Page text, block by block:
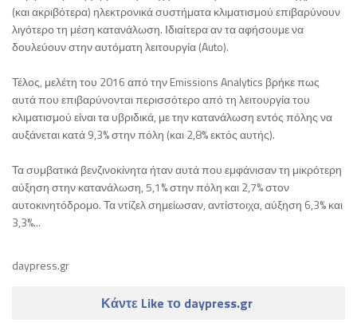
(και ακριβότερα) ηλεκτρονικά συστήματα κλιματισμού επιβαρύνουν
λιγότερο τη μέση κατανάλωση. Ιδιαίτερα αν τα αφήσουμε να
δουλεύουν στην αυτόματη λειτουργία (Auto).
Τέλος, μελέτη του 2016 από την Emissions Analytics βρήκε πως
αυτά που επιβαρύνονται περισσότερο από τη λειτουργία του
κλιματισμού είναι τα υβριδικά, με την κατανάλωση εντός πόλης να
αυξάνεται κατά 9,3% στην πόλη (και 2,8% εκτός αυτής).
Τα συμβατικά βενζινοκίνητα ήταν αυτά που εμφάνισαν τη μικρότερη
αύξηση στην κατανάλωση, 5,1% στην πόλη και 2,7% στον
αυτοκινητόδρομο. Τα ντίζελ σημείωσαν, αντίστοιχα, αύξηση 6,3% και
3,3%...
daypress.gr
Κάντε Like το daypress.gr